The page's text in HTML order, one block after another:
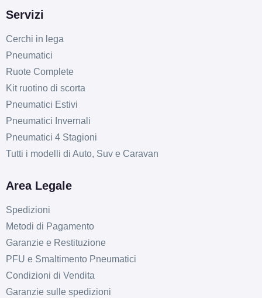
Servizi
Cerchi in lega
Pneumatici
Ruote Complete
Kit ruotino di scorta
Pneumatici Estivi
Pneumatici Invernali
Pneumatici 4 Stagioni
Tutti i modelli di Auto, Suv e Caravan
Area Legale
Spedizioni
Metodi di Pagamento
Garanzie e Restituzione
PFU e Smaltimento Pneumatici
Condizioni di Vendita
Garanzie sulle spedizioni